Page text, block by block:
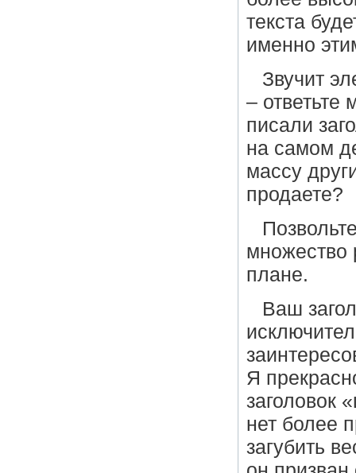
текста
именно
Звучит
– ответьте
писали
на самом
массу
продаете?
множество
плане.
Ваш
Я
заголовок
нет более
загубить